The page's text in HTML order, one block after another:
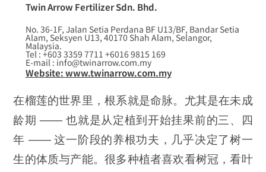
Twin Arrow Fertilizer Sdn. Bhd.
No. 36-1F, Jalan Setia Perdana BF U13/BF, Bandar Setia
Alam, Seksyen U13, 40170 Shah Alam, Selangor,
Malaysia.
Tel : +603 3359 7711 +6016 9815 169
E-mail : info@twinarrow.com.my
Website: www.twinarrow.com.my
在榴莲的世界里，根系就是命脉。尤其是在未成
龄期 —— 也就是从定植到开始挂果前的三、四
年 —— 这一阶段的养根功夫，几乎决定了树一
生的体质与产能。很多种植者喜欢看树冠，看叶